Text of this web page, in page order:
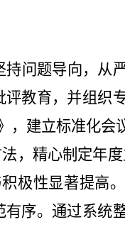
持问题导向，从
教育，并组织
，建立标准化会
，精心制定年
极性显著提高
序。通过系统